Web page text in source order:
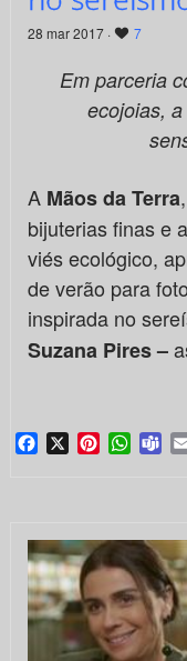
28 mar 2017 · 7
Em parceria
ecojoias,
A Mãos da Terra
bijuterias finas e
viés ecológico,
de verão para
inspirada no
Suzana Pires –
Facebook
X Pinterest